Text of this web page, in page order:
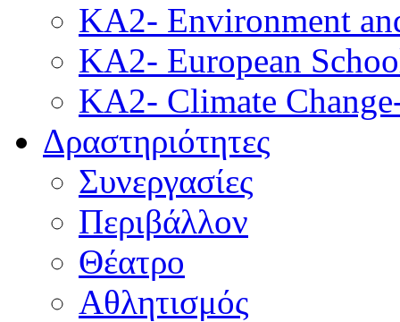
KA2- Environment
KA2- European
KA2- Climate
Δραστηριότητες
Συνεργασίες
Περιβάλλον
Θέατρο
Αθλητισμός